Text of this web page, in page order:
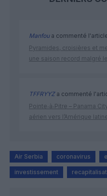
Manfoua commenté
Pyramides, croisières et
une saison record malgré
TFFRYYZa commenté
Pointe‑à‑Pitre – Panama
aérien vers l’Amérique
Air Serbia coronavirus
investissement